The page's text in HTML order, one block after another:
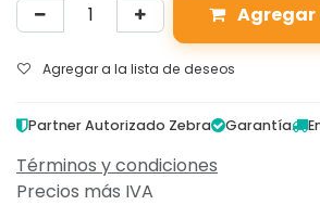
Agregar a la lista de deseos
Partner Autorizado Zebra Garantía
Términos y condiciones
Precios más IVA